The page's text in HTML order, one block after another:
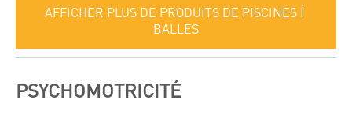
AFFICHER PLUS DE PRODUITS DE PISCINES Í
BALLES
PSYCHOMOTRICITÉ